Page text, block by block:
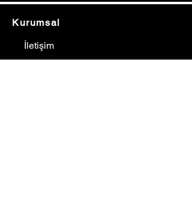
Kurumsal
İletişim